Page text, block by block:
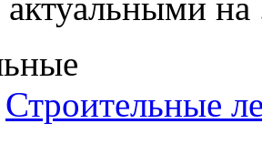
Строительные